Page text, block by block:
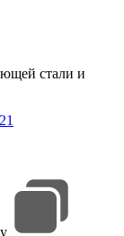
стали и